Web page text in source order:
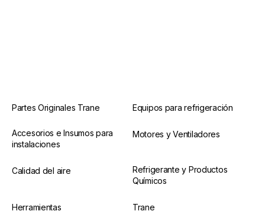
Partes Originales Trane Equipos para refrigeración
Accesorios e Insumos para
instalaciones
Motores y Ventiladores
Calidad del aire
Refrigerante y Productos
Químicos
Herramientas Trane